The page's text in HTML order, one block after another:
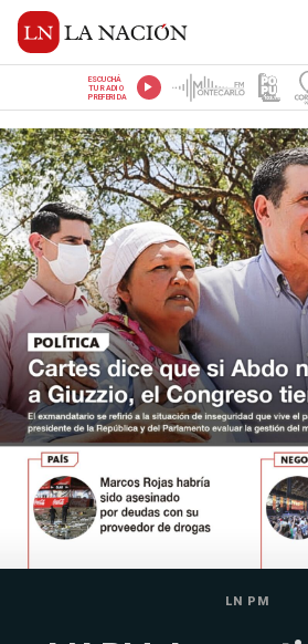
ESCUCHÁ
TU RADIO
PREFERIDA
LN PM